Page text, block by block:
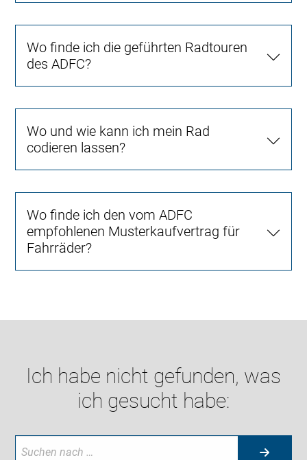
Wo finde ich die geführten Radtouren
des ADFC?
Wo und wie kann ich mein Rad
codieren lassen?
Wo finde ich den vom ADFC
empfohlenen Musterkaufvertrag für
Fahrräder?
Ich habe nicht gefunden, was
ich gesucht habe: